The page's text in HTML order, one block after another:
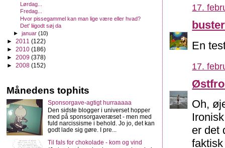
17.
En
17.
Oh,
er det
Lørdag...
Fredag...
Hvor pissegammel kan man lige være eller hvad?
Det' liigodt søj da
►januar(10)
► 2011 (122)
► 2010 (186)
► 2009 (378)
► 2008 (152)
Månedens tophits
Sponsorgave-agtigt hurraaaaa
Den sidste blogger i universet hopper
med på sponsorgaveræset - men med
fuld narcissisme i behold. Jo jo, det kan
godt lade sig gøre. I pre...
Til fals for chokolade - kom og vind